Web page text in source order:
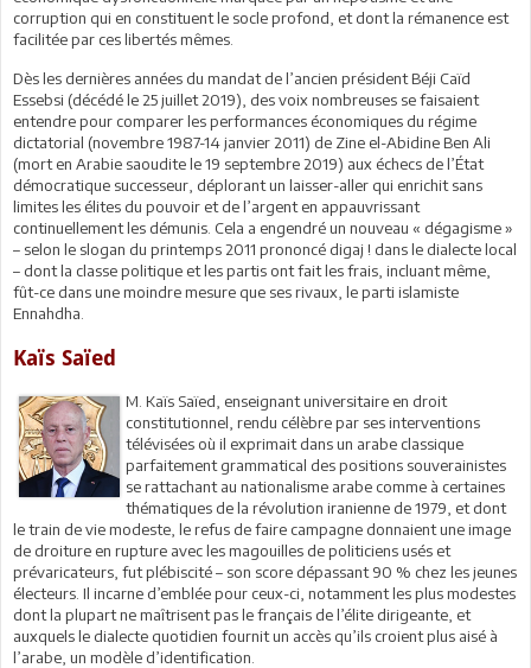
corruption qui en constituent le socle profond, et dont la rémanence est
facilitée par ces libertés mêmes.
Dès les dernières années du mandat de l’ancien président Béji Caïd
Essebsi (décédé le 25 juillet 2019), des voix nombreuses se faisaient
entendre pour comparer les performances économiques du régime
dictatorial (novembre 1987-14 janvier 2011) de Zine el-Abidine Ben Ali
(mort en Arabie saoudite le 19 septembre 2019) aux échecs de l’État
démocratique successeur, déplorant un laisser-aller qui enrichit sans
limites les élites du pouvoir et de l’argent en appauvrissant
continuellement les démunis. Cela a engendré un nouveau « dégagisme »
– selon le slogan du printemps 2011 prononcé digaj ! dans le dialecte local
– dont la classe politique et les partis ont fait les frais, incluant même,
fût-ce dans une moindre mesure que ses rivaux, le parti islamiste
Ennahdha.
Kaïs Saïed
M. Kaïs Saïed, enseignant universitaire en droit
constitutionnel, rendu célèbre par ses interventions
télévisées où il exprimait dans un arabe classique
parfaitement grammatical des positions souverainistes
se rattachant au nationalisme arabe comme à certaines
thématiques de la révolution iranienne de 1979, et dont
le train de vie modeste, le refus de faire campagne donnaient une image
de droiture en rupture avec les magouilles de politiciens usés et
prévaricateurs, fut plébiscité – son score dépassant 90 % chez les jeunes
électeurs. Il incarne d’emblée pour ceux-ci, notamment les plus modestes
dont la plupart ne maîtrisent pas le français de l’élite dirigeante, et
auxquels le dialecte quotidien fournit un accès qu’ils croient plus aisé à
l’arabe, un modèle d’identification.